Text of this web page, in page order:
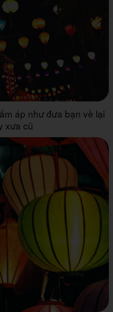
áp như đưa bạn về lại
xưa cũ